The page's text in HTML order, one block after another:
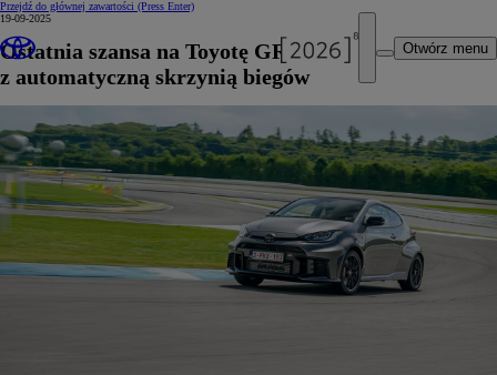
Przejdź do głównej zawartości (Press Enter)
Otwórz menu
19-09-2025
Ostatnia szansa na Toyotę GR Yaris
z automatyczną skrzynią biegów